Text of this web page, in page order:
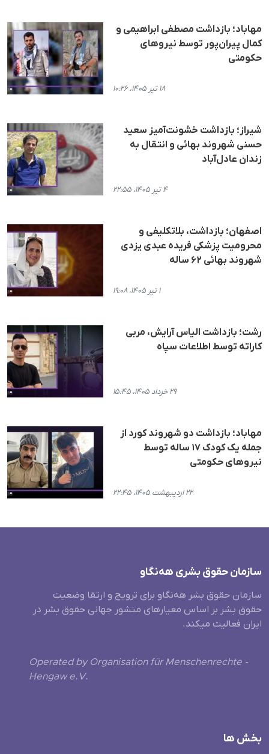
مهاباد؛ بازداشت مصطفی ابراهیمی و
کمال پیران‌پور توسط نیروهای
حکومتی
۱۸ تیر ۱۴۰۵، ۱۰:۲۶
شیراز؛ بازداشت خشونت‌آمیز سعید
حسنی شهروند بهائی و انتقال به
زندان عادل‌آباد
۴ تیر ۱۴۰۵، ۲۲:۵۵
اصفهان؛ بازداشت، بلاتکلیفی و
محرومیت پزشکی فریده عبدی یزدی
شهروند بهائی ۶۲ ساله
۱ تیر ۱۴۰۵، ۱۹:۰۸
رشت؛ بازداشت الیاس آرایش، مربی
کاراته توسط اطلاعات سپاه
۲۹ خرداد ۱۴۰۵، ۱۵:۴۵
مهاباد؛ بازداشت دو شهروند کورد از
جمله یک کودک ۱۷ ساله توسط
نیروهای حکومتی
۲۲ اردیبهشت ۱۴۰۵، ۲۲:۴۵
سازمان حقوق بشری هەنگاو
سازمان حقوق بشر هه‌نگاو برای ترویج و ارتقا وضعیت
حقوق بشر بر اساس معیارهای منشور جهانی حقوق بشر در
ایران فعالیت میکند.
Operated by Organisation für Menschenrechte -
Hengaw e.V.
بخش ها